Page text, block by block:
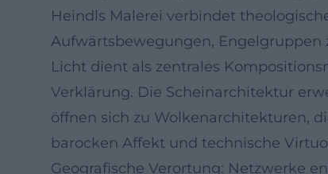
Heindls Malerei verbindet
Aufwärtsbewegungen, Engelgruppen
Licht dient als zentrales
Verklärung. Die Scheinarchitektur
öffnen sich zu Wolkenarchitekturen,
barocken Affekt und technische
Geografische Verortung: Netzwerke